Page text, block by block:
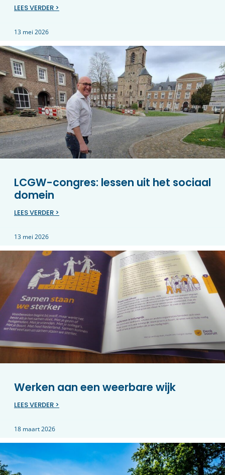
LEES VERDER >
13 mei 2026
LCGW-congres: lessen uit het sociaal
domein
LEES VERDER >
13 mei 2026
Werken aan een weerbare wijk
LEES VERDER >
18 maart 2026